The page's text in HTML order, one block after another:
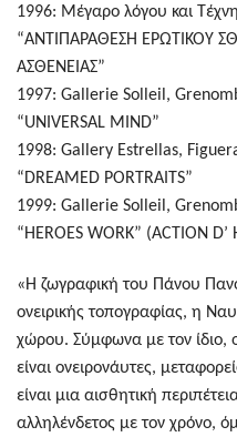
1996: Μέγαρο λόγου και
“ΑΝΤΙΠΑΡΑΘΕΣΗ ΕΡΩΤΙΚΟΥ
ΑΣΘΕΝΕΙΑΣ”
1997: Gallerie Solleil,
“UNIVERSAL MIND”
1998: Gallery Estrellas,
“DREAMED PORTRAITS”
1999: Gallerie Solleil,
“HEROES WORK” (ACTION D’
«Η ζωγραφική του Πάνου
ονειρικής τοπογραφίας, η
χώρου. Σύμφωνα με τον ίδιο,
είναι ονειρονάυτες,
είναι μια αισθητική
αλληλένδετος με τον χρόνο,